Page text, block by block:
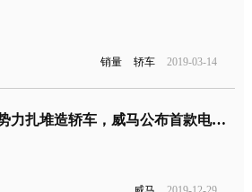
销量 轿车 2019-03-14
新势力扎堆造轿车，威马公布首款电动轿车信息